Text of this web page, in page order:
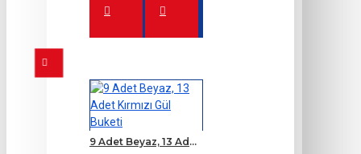
9 Adet Beyaz, 13 Adet Kırmızı Gül Buketi